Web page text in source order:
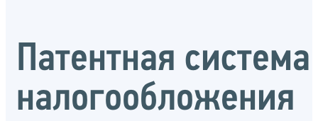
Патентная система
налогообложения